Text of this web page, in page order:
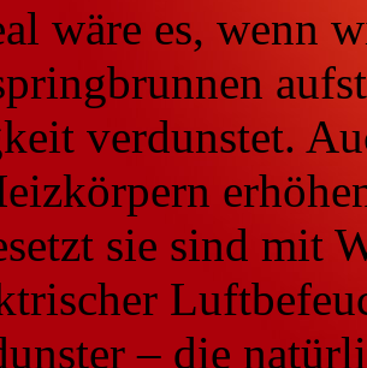
wäre es, wenn
verdunstet.
sie sind mit
– die